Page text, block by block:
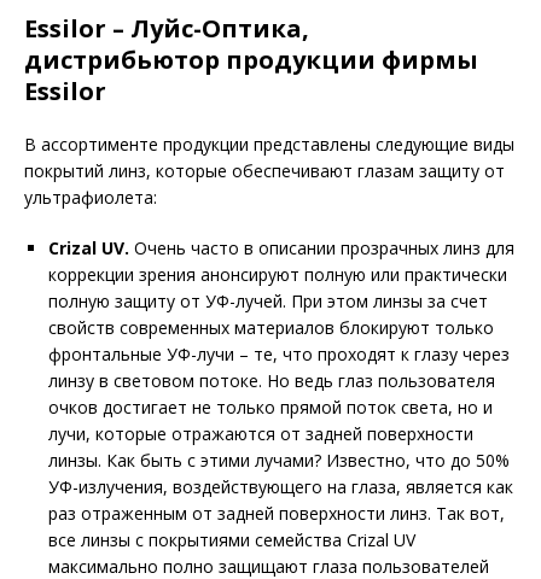
Essilor – Луйс-Оптика,
дистрибьютор продукции фирмы
Essilor
В ассортименте продукции представлены следующие виды
покрытий линз, которые обеспечивают глазам защиту от
ультрафиолета:
Crizal UV. Очень часто в описании прозрачных линз для
коррекции зрения анонсируют полную или практически
полную защиту от УФ-лучей. При этом линзы за счет
свойств современных материалов блокируют только
фронтальные УФ-лучи – те, что проходят к глазу через
линзу в световом потоке. Но ведь глаз пользователя
очков достигает не только прямой поток света, но и
лучи, которые отражаются от задней поверхности
линзы. Как быть с этими лучами? Известно, что до 50%
УФ-излучения, воздействующего на глаза, является как
раз отраженным от задней поверхности линз. Так вот,
все линзы с покрытиями семейства Crizal UV
максимально полно защищают глаза пользователей